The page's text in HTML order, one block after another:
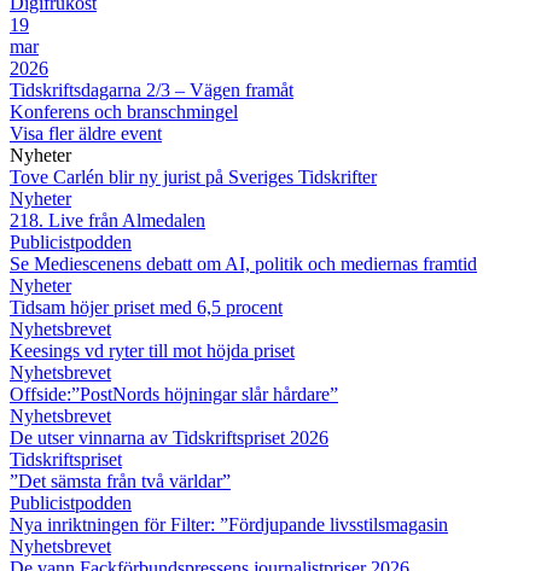
19
mar
2026
Tidskriftsdagarna 2/3 – Vägen framåt
Konferens och branschmingel
Visa fler äldre event
Nyheter
Tove Carlén blir ny jurist på Sveriges Tidskrifter
Nyheter
218. Live från Almedalen
Publicistpodden
Se Mediescenens debatt om AI, politik och mediernas framtid
Nyheter
Tidsam höjer priset med 6,5 procent
Nyhetsbrevet
Keesings vd ryter till mot höjda priset
Nyhetsbrevet
Offside:”PostNords höjningar slår hårdare”
Nyhetsbrevet
De utser vinnarna av Tidskriftspriset 2026
Tidskriftspriset
”Det sämsta från två världar”
Publicistpodden
Nya inriktningen för Filter: ”Fördjupande livsstilsmagasin
Nyhetsbrevet